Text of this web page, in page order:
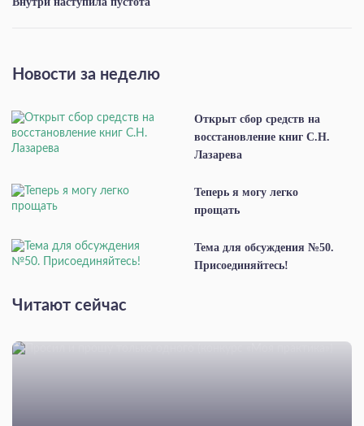
Новости за неделю
Открыт сбор средств на
восстановление книг С.Н.
Лазарева
Теперь я могу легко
прощать
Тема для обсуждения №50.
Присоединяйтесь!
Читают сейчас